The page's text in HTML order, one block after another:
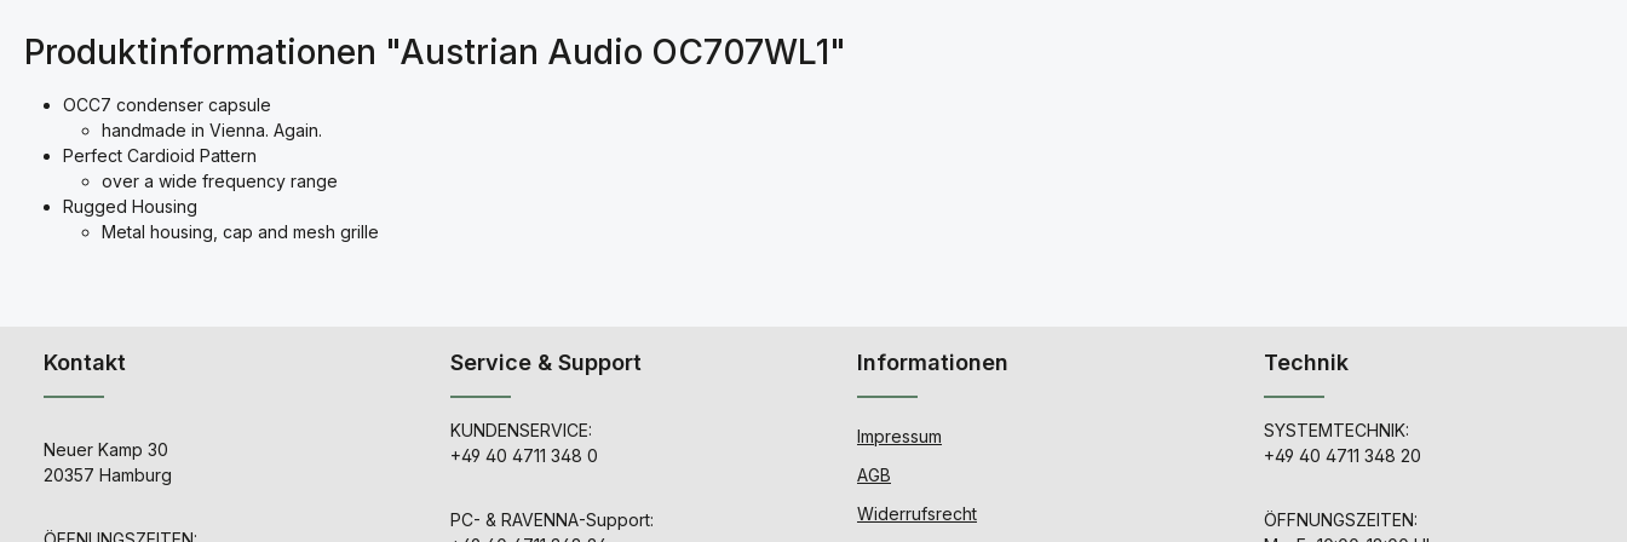
Produktinformationen "Austrian Audio OC707WL1"
OCC7 condenser capsule
handmade in Vienna. Again.
Perfect Cardioid Pattern
over a wide frequency range
Rugged Housing
Metal housing, cap and mesh grille
Kontakt
Neuer Kamp 30
20357 Hamburg
Service & Support
KUNDENSERVICE:
+49 40 4711 348 0
PC- & RAVENNA-Support:
Informationen
Impressum
AGB
Widerrufsrecht
Technik
SYSTEMTECHNIK:
+49 40 4711 348 20
ÖFFNUNGSZEITEN: